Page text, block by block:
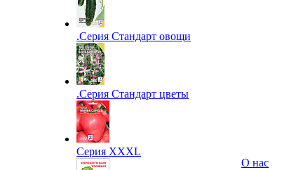
.Серия Стандарт овощи
.Серия Стандарт цветы
Серия XXXL
О нас